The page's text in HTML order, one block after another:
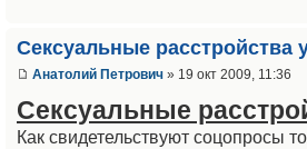
Сексуальные расстройства
Анатолий Петрович » 19 окт 2009, 11:36
Сексуальные
Как свидетельствуют соцопросы